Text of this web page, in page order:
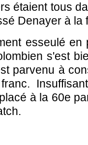
étaient tous
Denayer à la
esseulé
s'est
parvenu à
à la 60e